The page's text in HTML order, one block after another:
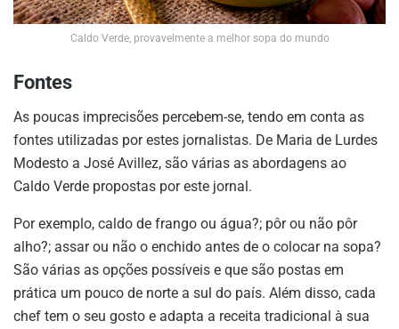
Caldo Verde, provavelmente a melhor sopa do mundo
Fontes
As poucas imprecisões percebem-se, tendo em conta as
fontes utilizadas por estes jornalistas. De Maria de Lurdes
Modesto a José Avillez, são várias as abordagens ao
Caldo Verde propostas por este jornal.
Por exemplo, caldo de frango ou água?; pôr ou não pôr
alho?; assar ou não o enchido antes de o colocar na sopa?
São várias as opções possíveis e que são postas em
prática um pouco de norte a sul do país. Além disso, cada
chef tem o seu gosto e adapta a receita tradicional à sua